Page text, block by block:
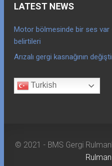
LATEST NEWS
Motor bölmesinde bir ses var
belirtileri
Arızalı gergi kasnağının
Turkish
© 2021 - BMS Gergi